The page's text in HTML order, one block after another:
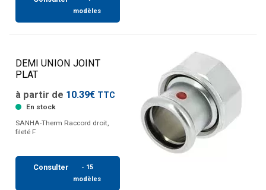
modèles
DEMI UNION JOINT
PLAT
à partir de 10.39€ TTC
En stock
SANHA-Therm Raccord droit,
fileté F
Consulter
- 15
modèles